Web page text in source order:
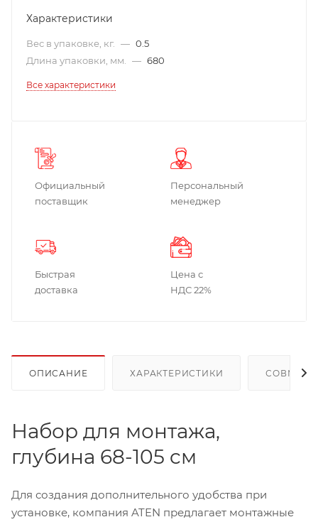
Характеристики
Вес в упаковке, кг. — 0.5
Длина упаковки, мм.
— 680
Все характеристики
Официальный
поставщик
Персональный
менеджер
Быстрая
доставка
Цена с
НДС 22%
ОПИСАНИЕ ХАРАКТЕРИСТИКИ
Набор для монтажа,
глубина 68-105 cм
Для создания дополнительного удобства при
установке, компания ATEN предлагает монтажные